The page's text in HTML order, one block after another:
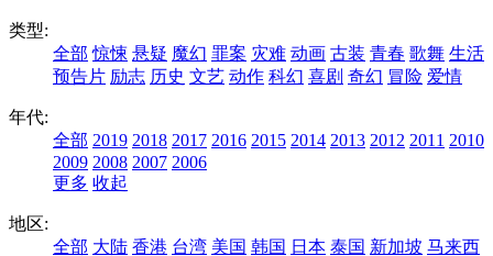
类型:
全部 惊悚 悬疑 魔幻 罪案 灾难 动画 古装 青春 歌舞 生活
预告片 励志 历史 文艺 动作 科幻 喜剧 奇幻 冒险 爱情
年代:
全部 2019 2018 2017 2016 2015 2014 2013 2012 2011 2010
2009 2008 2007 2006
更多 收起
地区:
全部 大陆 香港 台湾 美国 韩国 日本 泰国 新加坡 马来西